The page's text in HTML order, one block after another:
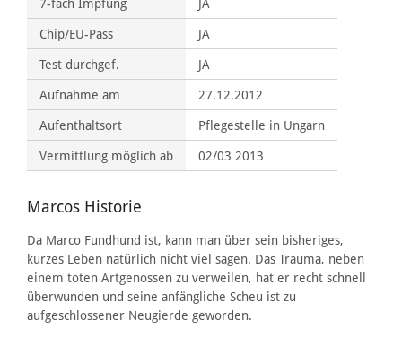
7-fach Impfung
JA
Chip/EU-Pass
JA
Test durchgef.
JA
Aufnahme am
27.12.2012
Aufenthaltsort
Pflegestelle in Ungarn
Vermittlung möglich ab
02/03 2013
Marcos Historie
Da Marco Fundhund ist, kann man über sein bisheriges,
kurzes Leben natürlich nicht viel sagen. Das Trauma, neben
einem toten Artgenossen zu verweilen, hat er recht schnell
überwunden und seine anfängliche Scheu ist zu
aufgeschlossener Neugierde geworden.